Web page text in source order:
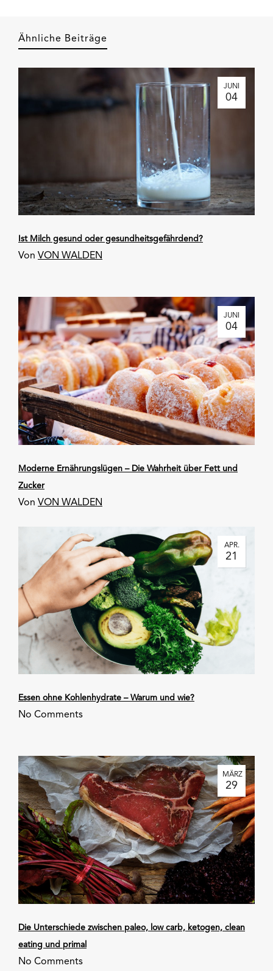
Ähnliche Beiträge
JUNI
04
Ist Milch gesund oder gesundheitsgefährdend?
Von VON WALDEN
JUNI
04
Moderne Ernährungslügen – Die Wahrheit über Fett und
Zucker
Von VON WALDEN
APR.
21
Essen ohne Kohlenhydrate – Warum und wie?
No Comments
MÄRZ
29
Die Unterschiede zwischen paleo, low carb, ketogen, clean
eating und primal
No Comments